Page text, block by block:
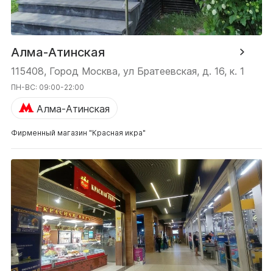
Алма-Атинская
115408, Город Москва, ул Братеевская, д. 16, к. 1
ПН-ВС: 09:00-22:00
Алма-Атинская
Фирменный магазин "Красная икра"